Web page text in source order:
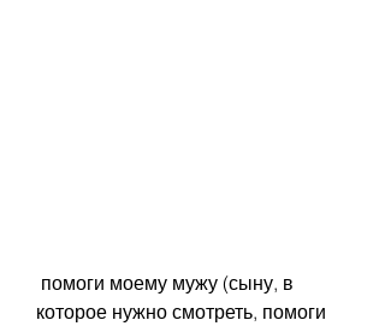
которое нужно смотреть, помоги